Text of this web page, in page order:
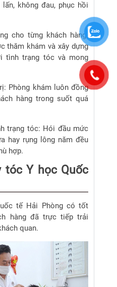
không đau, phục hồi
cho từng khách hàng:
thăm khám và xây dựng
tình trạng tóc và mong
Phòng khám luôn đồng
hàng trong suốt quá
trạng tóc: Hói đầu mức
hay rụng lông năm đều
hợp.
tóc Y học Quốc
tế Hải Phòng có tốt
hàng đã trực tiếp trải
quan.